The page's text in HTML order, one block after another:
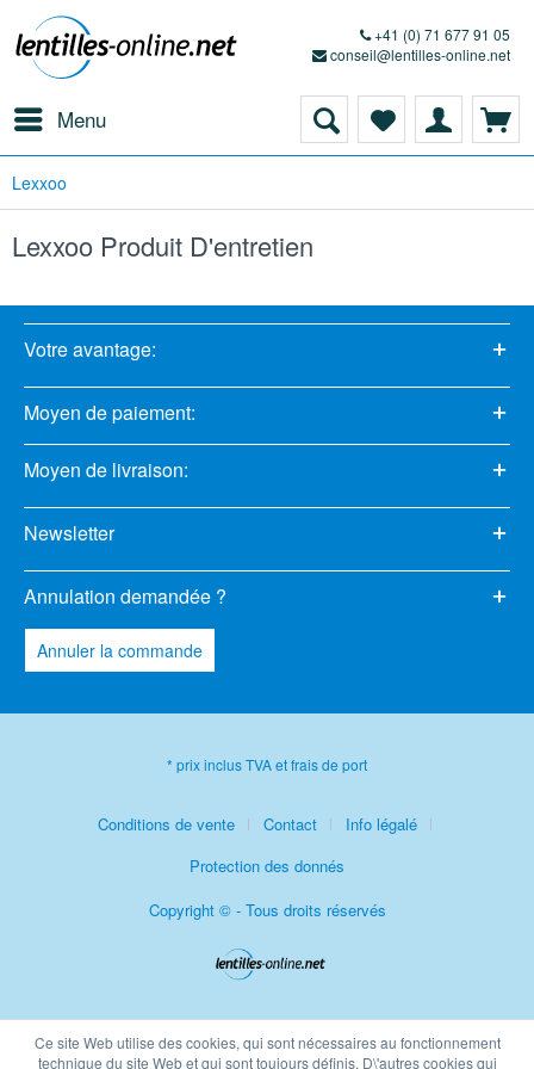
+41 (0) 71 677 91 05
conseil@lentilles-online.net
Menu
Lexxoo
Lexxoo Produit D'entretien
Votre avantage:
Moyen de paiement:
Moyen de livraison:
Newsletter
Annulation demandée ?
Annuler la commande
* prix inclus TVA et frais de port
Conditions de vente Contact
Info légalé
Protection des donnés
Copyright © - Tous droits réservés
Ce site Web utilise des cookies, qui sont nécessaires au fonctionnement
technique du site Web et qui sont toujours définis. D\'autres cookies qui